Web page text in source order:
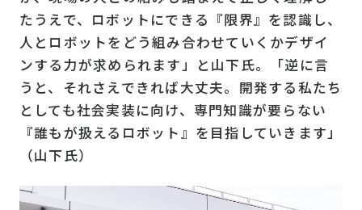
たうえで、ロボットにできる『限界』を認識し、
人とロボットをどう組み合わせていくかデザイ
ンする力が求められます」と山下氏。「逆に言
うと、それさえできれば大丈夫。開発する私たち
としても社会実装に向け、専門知識が要らない
『誰もが扱えるロボット』を目指していきます」
（山下氏）